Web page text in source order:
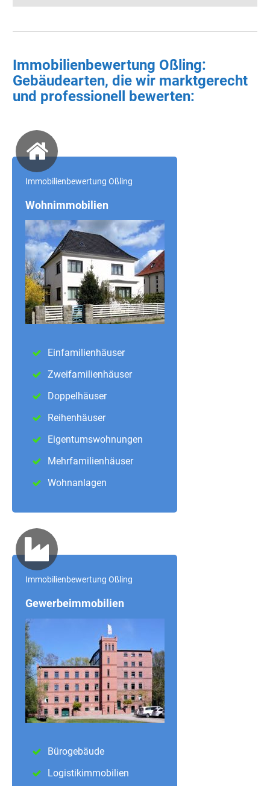
Immobilienbewertung Oßling:
Gebäudearten, die wir marktgerecht
und professionell bewerten:
Immobilienbewertung Oßling
Wohnimmobilien
Einfamilienhäuser
Zweifamilienhäuser
Doppelhäuser
Reihenhäuser
Eigentumswohnungen
Mehrfamilienhäuser
Wohnanlagen
Immobilienbewertung Oßling
Gewerbeimmobilien
Bürogebäude
Logistikimmobilien